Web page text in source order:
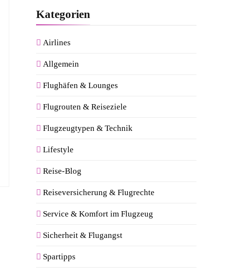
Kategorien
Airlines
Allgemein
Flughäfen & Lounges
Flugrouten & Reiseziele
Flugzeugtypen & Technik
Lifestyle
Reise-Blog
Reiseversicherung & Flugrechte
Service & Komfort im Flugzeug
Sicherheit & Flugangst
Spartipps